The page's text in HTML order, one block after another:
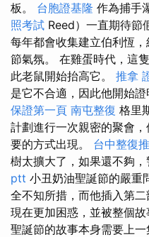
板。 台胞證基隆 作為捕手
照考試 Reed）一直期待節
每年都會收集建立伯利恆
節氣氛。 在雞蛋時代，這
此老鼠開始抬高它。 推拿
是它不合適，因此他開始
保證第一頁 南屯整復 格里
計劃進行一次親密的聚會
要的方式出現。 台中整復
樹太擴大了，如果還不夠，
ptt 小丑奶油聖誕節的嚴重
全不知所措，而他插入第
現在更加困惑，並被整個故
聖誕節的故事本身需要上